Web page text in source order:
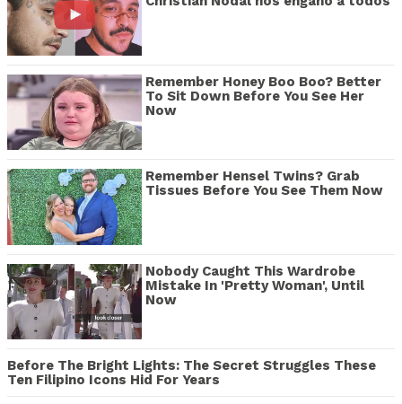
Remember Honey Boo Boo? Better
To Sit Down Before You See Her
Now
Remember Hensel Twins? Grab
Tissues Before You See Them Now
Nobody Caught This Wardrobe
Mistake In 'Pretty Woman', Until
Now
Before The Bright Lights: The Secret Struggles These
Ten Filipino Icons Hid For Years